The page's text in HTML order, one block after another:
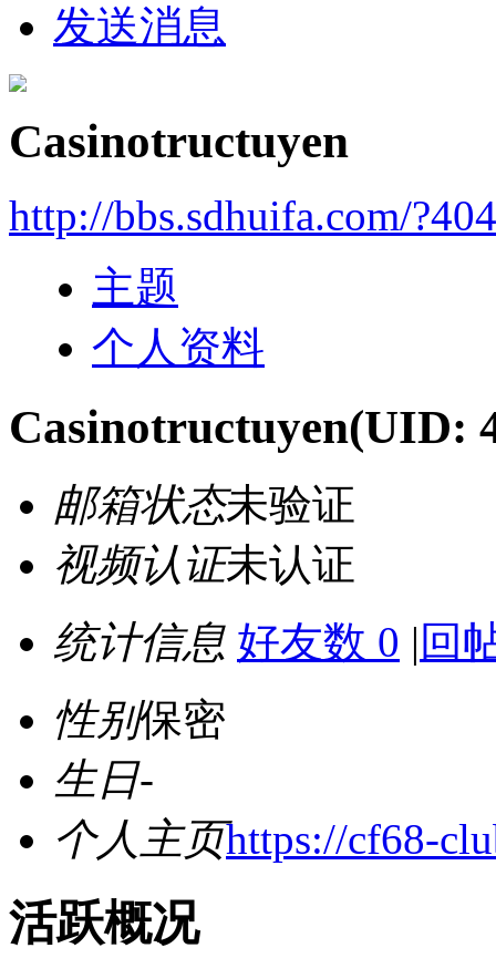
发送消息
Casinotructuyen
http://bbs.sdhuifa.com/
主题
个人资料
Casinotructuyen(UID:
邮箱状态未验证
视频认证未认证
统计信息 好友数 0 | 回
性别保密
生日-
个人主页https://cf68-
活跃概况